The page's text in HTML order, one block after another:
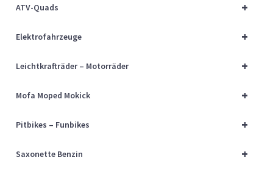
+
ATV-Quads
+
Elektrofahrzeuge
+
Leichtkrafträder – Motorräder
+
Mofa Moped Mokick
+
Pitbikes – Funbikes
+
Saxonette Benzin